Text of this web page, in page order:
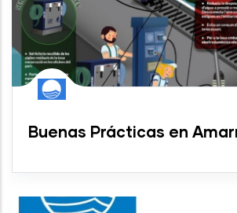
Buenas Prácticas en